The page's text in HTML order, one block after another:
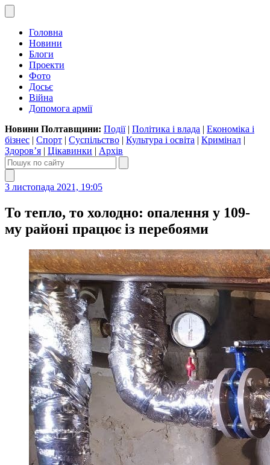
Головна
Новини
Блоги
Проекти
Фото
Досьє
Війна
Допомога армії
Новини Полтавщини: Події| Політика і влада | Економіка і
бізнес | Спорт | Суспільство | Культура і освіта | Кримінал |
Здоров’я | Цікавинки | Архів
3 листопада 2021, 19:05
То тепло, то холодно: опалення у 109-
му районі працює із перебоями